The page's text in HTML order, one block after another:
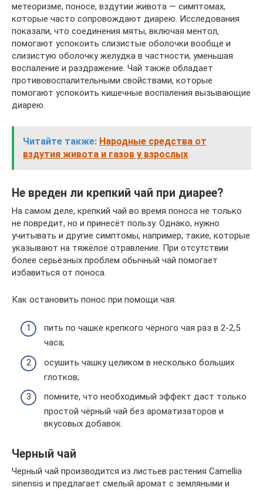
метеоризме, поносе, вздутии живота — симптомах,
которые часто сопровождают диарею. Исследования
показали, что соединения мяты, включая ментол,
помогают успокоить слизистые оболочки вообще и
слизистую оболочку желудка в частности, уменьшая
воспаление и раздражение. Чай также обладает
противовоспалительными свойствами, которые
помогают успокоить кишечные воспаления вызывающие
диарею.
Читайте также: Народные средства от
вздутия живота и газов у взрослых
Не вреден ли крепкий чай при диарее?
На самом деле, крепкий чай во время поноса не только
не повредит, но и принесёт пользу. Однако, нужно
учитывать и другие симптомы, например, такие, которые
указывают на тяжёлое отравление. При отсутствии
более серьёзных проблем обычный чай помогает
избавиться от поноса.
Как остановить понос при помощи чая:
пить по чашке крепкого чёрного чая раз в 2-2,5
часа;
осушить чашку целиком в несколько больших
глотков;
помните, что необходимый эффект даст только
простой чёрный чай без ароматизаторов и
вкусовых добавок.
Черный чай
Черный чай производится из листьев растения Camellia
sinensis и предлагает смелый аромат с земляными и